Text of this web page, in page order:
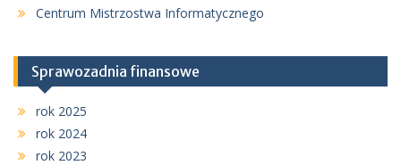
Centrum Mistrzostwa Informatycznego
Sprawozadnia finansowe
rok 2025
rok 2024
rok 2023